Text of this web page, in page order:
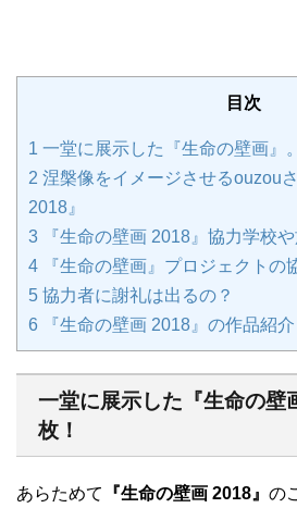
目次
1 一堂に展示した『生命の壁画』
2 涅槃像をイメージさせるouzou
2018』
3 『生命の壁画 2018』協力学校
4 『生命の壁画』プロジェクトの
5 協力者に謝礼は出るの？
6 『生命の壁画 2018』の作品紹介
一堂に展示した『生命の壁
枚！
あらためて 『生命の壁画 2018』 の